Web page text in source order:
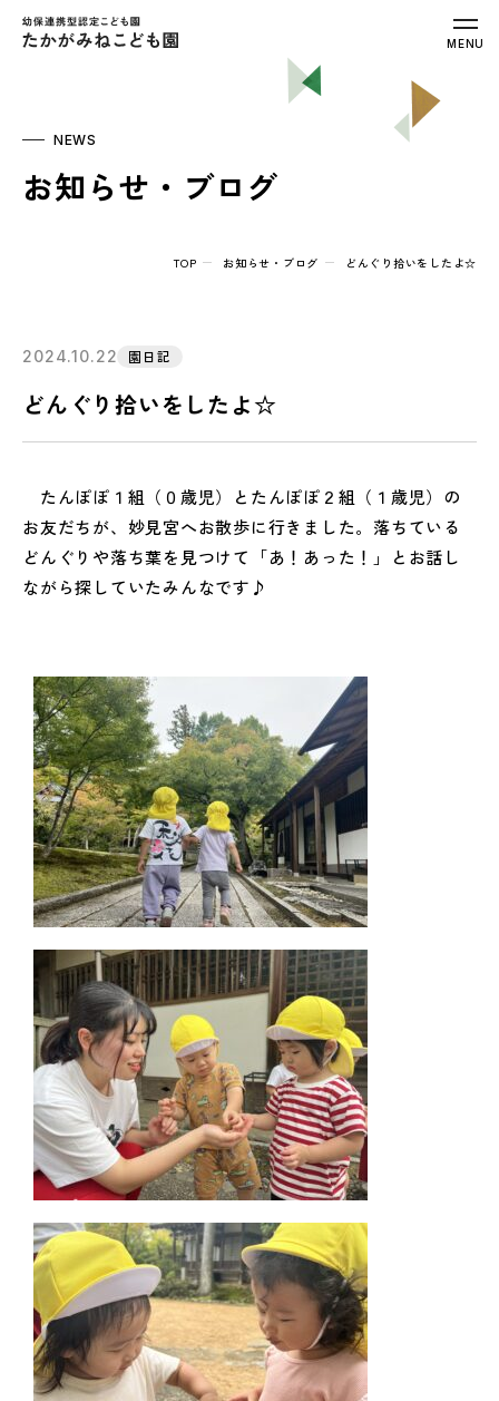
幼保連携型認定こども園 たかがみねこ
MENU
NEWS
お知らせ・ブログ
TOP お知らせ・ブログ どんぐり拾いをしたよ☆
2024.10.22 園日記
どんぐり拾いをしたよ☆
たんぽぽ１組（０歳児）とたんぽぽ２組（１歳児）の
お友だちが、妙見宮へお散歩に行きました。落ちている
どんぐりや落ち葉を見つけて「あ！あった！」とお話し
ながら探していたみんなです♪